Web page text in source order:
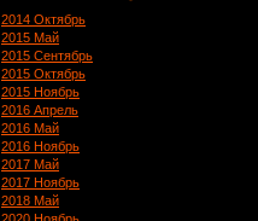
2014 Октябрь
2015 Май
2015 Сентябрь
2015 Октябрь
2015 Ноябрь
2016 Апрель
2016 Май
2016 Ноябрь
2017 Май
2017 Ноябрь
2018 Май